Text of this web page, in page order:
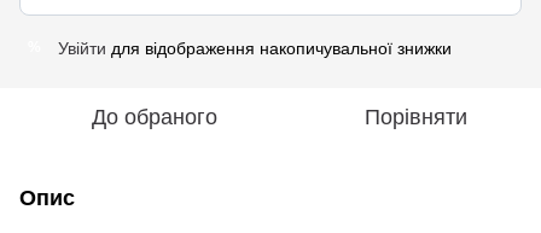
Увійти для відображення накопичувальної знижки
До обраного Порівняти
Опис